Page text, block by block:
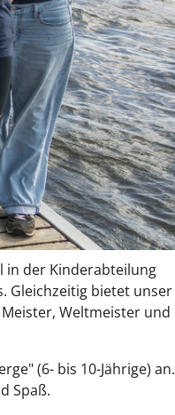
in der Kinderabteilung
Gleichzeitig bietet unser
Weltmeister und
(6- bis 10-Jährige) an.
Spaß.